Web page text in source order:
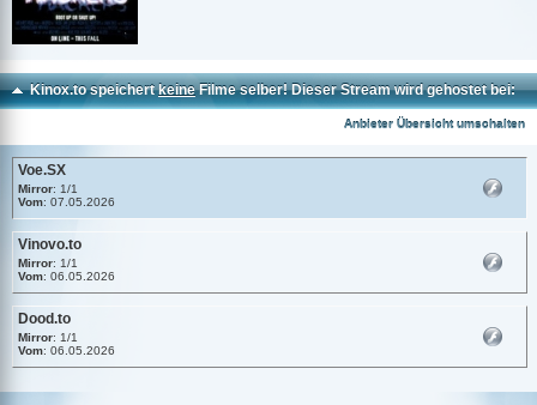
Kinox.to speichertkeineFilme selber! Dieser Stream wird gehostet bei:
Anbieter Übersicht umschalten
Voe.SX
Mirror: 1/1
Vom: 07.05.2026
Vinovo.to
Mirror: 1/1
Vom: 06.05.2026
Dood.to
Mirror: 1/1
Vom: 06.05.2026